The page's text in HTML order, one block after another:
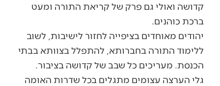
קדושה ואולי גם פרק של קריאת התורה ומעט
ברכת כוהנים.
יהודים מאוחדים בציפייה לחזור לישיבות, לשוב
ללימוד התורה בחברותא, להתפלל בצוותא בבתי
הכנסת. מעריכים כל שבב של קדושה בציבור.
גלי הערצה עצומים מתגלים בכל שדרות האומה